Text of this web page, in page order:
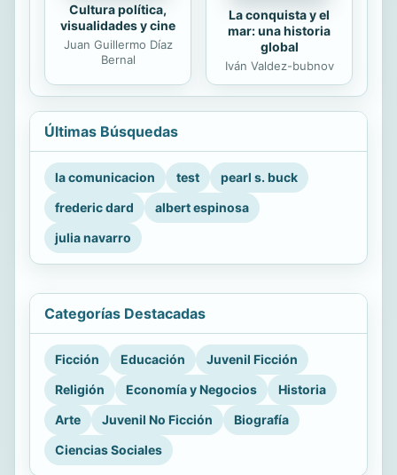
Cultura política,
visualidades y cine
Juan Guillermo Díaz
Bernal
La conquista y el
mar: una historia
global
Iván Valdez-bubnov
Últimas Búsquedas
la comunicacion test
pearl s. buck
frederic dard
albert espinosa
julia navarro
Categorías Destacadas
Ficción Educación
Juvenil Ficción
Religión
Economía y Negocios
Historia
Arte
Juvenil No Ficción
Biografía
Ciencias Sociales